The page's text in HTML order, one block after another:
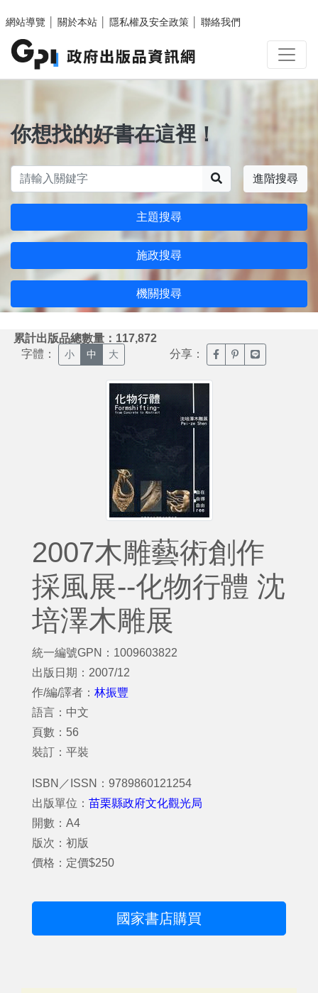
網站導覽
關於本站 隱私權及安全政策 聯絡我們
你想找的好書在這裡！
進階搜尋
主題搜尋
施政搜尋
機關搜尋
累計出版品總數量：117,872
字體： 小 中 大 分享： 臉書分享(另開新視窗)
噗浪分享(另開新
Line分享(另
2007木雕藝術創作
採風展--化物行體 沈
培澤木雕展
統一編號GPN：1009603822
出版日期：2007/12
作/編/譯者： 林振豐
語言：中文
頁數：56
裝訂：平裝
ISBN／ISSN：9789860121254
出版單位： 苗栗縣政府文化觀光局
開數：A4
版次：初版
價格：定價$250
國家書店購買